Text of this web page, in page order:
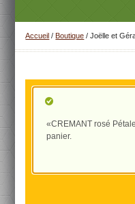
Accueil / Boutique / Joëlle et
«CREMANT rosé
panier.